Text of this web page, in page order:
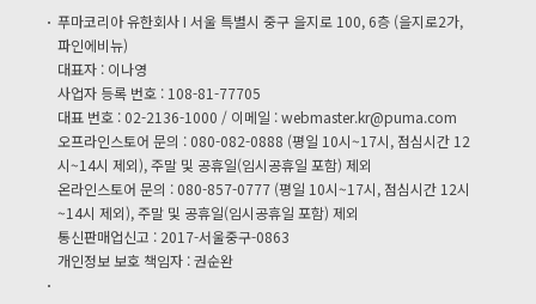
푸마코리아 유한회사 I 서울 특별시 중구 을지로 100, 6층 (을지로2가,
파인에비뉴)
대표자 : 이나영
사업자 등록 번호 : 108-81-77705
대표 번호 : 02-2136-1000 / 이메일 :webmaster.kr@puma.com
오프라인스토어 문의 : 080-082-0888 (평일 10시~17시, 점심시간 12
시~14시 제외), 주말 및 공휴일(임시공휴일 포함) 제외
온라인스토어 문의 : 080-857-0777 (평일 10시~17시, 점심시간 12시
~14시 제외), 주말 및 공휴일(임시공휴일 포함) 제외
통신판매업신고 : 2017-서울중구-0863
개인정보 보호 책임자 : 권순완